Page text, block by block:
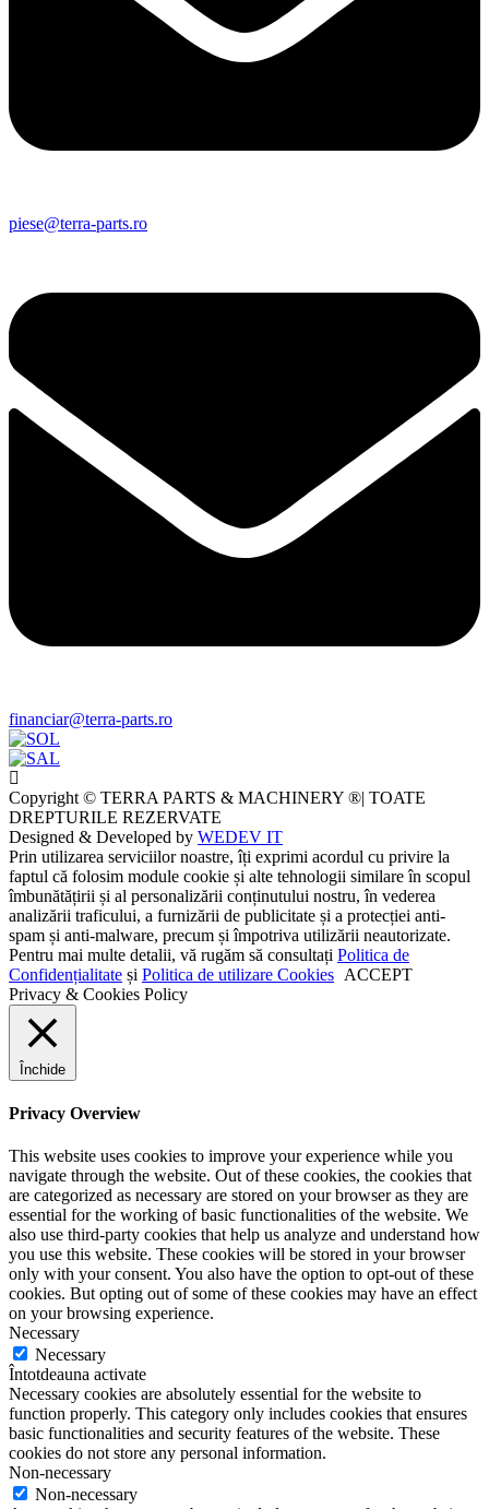
piese@terra-parts.ro
financiar@terra-parts.ro
Copyright © TERRA PARTS & MACHINERY ®| TOATE
DREPTURILE REZERVATE
Designed & Developed by WEDEV IT
Prin utilizarea serviciilor noastre, îți exprimi acordul cu privire la
faptul că folosim module cookie și alte tehnologii similare în scopul
îmbunătățirii și al personalizării conținutului nostru, în vederea
analizării traficului, a furnizării de publicitate și a protecției anti-
spam și anti-malware, precum și împotriva utilizării neautorizate.
Pentru mai multe detalii, vă rugăm să consultați Politica de
Confidențialitate și Politica de utilizare Cookies ACCEPT
Privacy & Cookies Policy
Închide
Privacy Overview
This website uses cookies to improve your experience while you
navigate through the website. Out of these cookies, the cookies that
are categorized as necessary are stored on your browser as they are
essential for the working of basic functionalities of the website. We
also use third-party cookies that help us analyze and understand how
you use this website. These cookies will be stored in your browser
only with your consent. You also have the option to opt-out of these
cookies. But opting out of some of these cookies may have an effect
on your browsing experience.
Necessary
Necessary
Întotdeauna activate
Necessary cookies are absolutely essential for the website to
function properly. This category only includes cookies that ensures
basic functionalities and security features of the website. These
cookies do not store any personal information.
Non-necessary
Non-necessary